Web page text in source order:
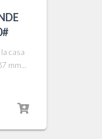
casa
mm...